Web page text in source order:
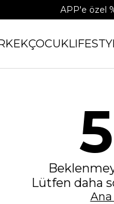
APP'e özel
ÇOCUK
Lütfen daha